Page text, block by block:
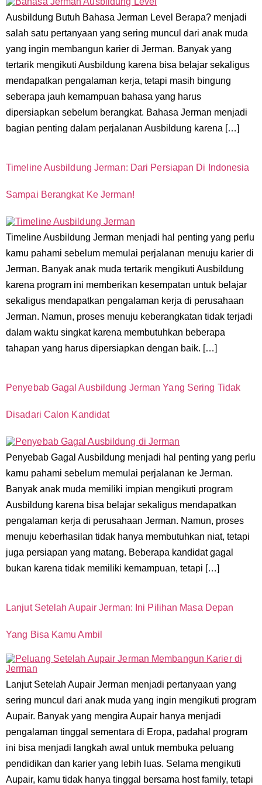
Ausbildung Butuh Bahasa Jerman Level Berapa? menjadi
salah satu pertanyaan yang sering muncul dari anak muda
yang ingin membangun karier di Jerman. Banyak yang
tertarik mengikuti Ausbildung karena bisa belajar sekaligus
mendapatkan pengalaman kerja, tetapi masih bingung
seberapa jauh kemampuan bahasa yang harus
dipersiapkan sebelum berangkat. Bahasa Jerman menjadi
bagian penting dalam perjalanan Ausbildung karena […]
Timeline Ausbildung Jerman: Dari Persiapan Di Indonesia
Sampai Berangkat Ke Jerman!
Timeline Ausbildung Jerman menjadi hal penting yang perlu
kamu pahami sebelum memulai perjalanan menuju karier di
Jerman. Banyak anak muda tertarik mengikuti Ausbildung
karena program ini memberikan kesempatan untuk belajar
sekaligus mendapatkan pengalaman kerja di perusahaan
Jerman. Namun, proses menuju keberangkatan tidak terjadi
dalam waktu singkat karena membutuhkan beberapa
tahapan yang harus dipersiapkan dengan baik. […]
Penyebab Gagal Ausbildung Jerman Yang Sering Tidak
Disadari Calon Kandidat
Penyebab Gagal Ausbildung menjadi hal penting yang perlu
kamu pahami sebelum memulai perjalanan ke Jerman.
Banyak anak muda memiliki impian mengikuti program
Ausbildung karena bisa belajar sekaligus mendapatkan
pengalaman kerja di perusahaan Jerman. Namun, proses
menuju keberhasilan tidak hanya membutuhkan niat, tetapi
juga persiapan yang matang. Beberapa kandidat gagal
bukan karena tidak memiliki kemampuan, tetapi […]
Lanjut Setelah Aupair Jerman: Ini Pilihan Masa Depan
Yang Bisa Kamu Ambil
Lanjut Setelah Aupair Jerman menjadi pertanyaan yang
sering muncul dari anak muda yang ingin mengikuti program
Aupair. Banyak yang mengira Aupair hanya menjadi
pengalaman tinggal sementara di Eropa, padahal program
ini bisa menjadi langkah awal untuk membuka peluang
pendidikan dan karier yang lebih luas. Selama mengikuti
Aupair, kamu tidak hanya tinggal bersama host family, tetapi